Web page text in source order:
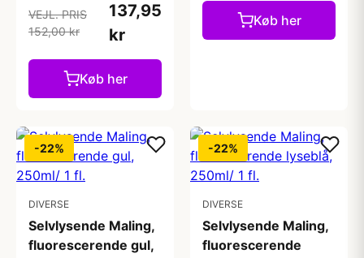
VEJL. PRIS
152,00 kr
137,95
kr
Køb her
Køb her
-22%
DIVERSE
Selvlysende Maling,
fluorescerende gul,
-22%
DIVERSE
Selvlysende Maling,
fluorescerende